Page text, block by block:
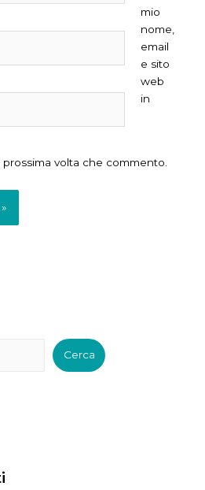
mio
nome,
email
e sito
web
in
volta che commento.
Cerca